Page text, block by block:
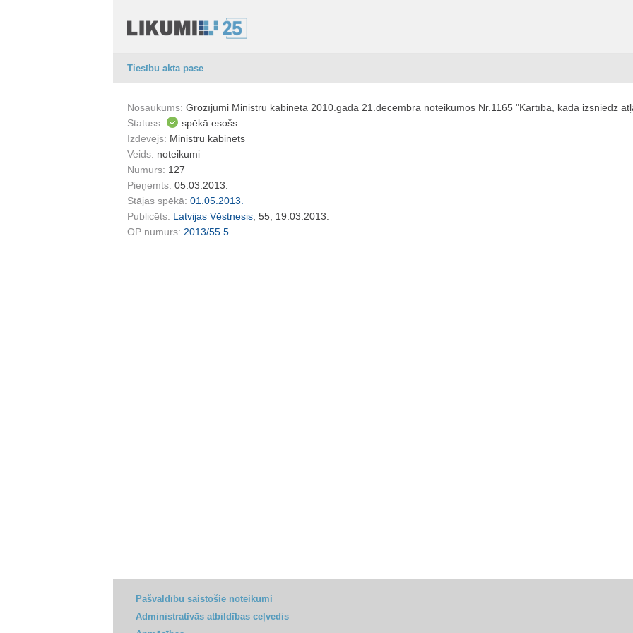
Tiesību akta pase
Nosaukums: Grozījumi Ministru kabineta 2010.gada 21.decembra noteikumos Nr.1165 "Kārtība, kādā izsniedz
Statuss:
spēkā esošs
Izdevējs: Ministru kabinets
Veids: noteikumi
Numurs: 127
Pieņemts: 05.03.2013.
Stājas spēkā: 01.05.2013.
Publicēts: Latvijas Vēstnesis , 55, 19.03.2013.
OP numurs: 2013/55.5
Pašvaldību saistošie noteikumi
Administratīvās atbildības ceļvedis